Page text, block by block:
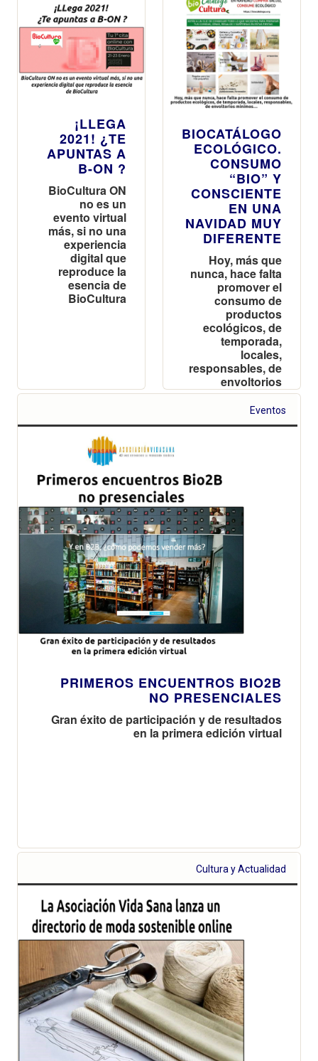
¡LLEGA
2021! ¿TE
APUNTAS A
B-ON ?
BioCultura ON
no es un
evento virtual
más, si no una
experiencia
digital que
reproduce la
esencia de
BioCultura
BIOCATÁLOGO
ECOLÓGICO.
CONSUMO
“BIO” Y
CONSCIENTE
EN UNA
NAVIDAD MUY
DIFERENTE
Hoy, más que
nunca, hace falta
promover el
consumo de
productos
ecológicos, de
temporada,
locales,
responsables, de
envoltorios
mínimos…
Eventos
PRIMEROS ENCUENTROS BIO2B
NO PRESENCIALES
Gran éxito de participación y de resultados
en la primera edición virtual
Cultura y Actualidad